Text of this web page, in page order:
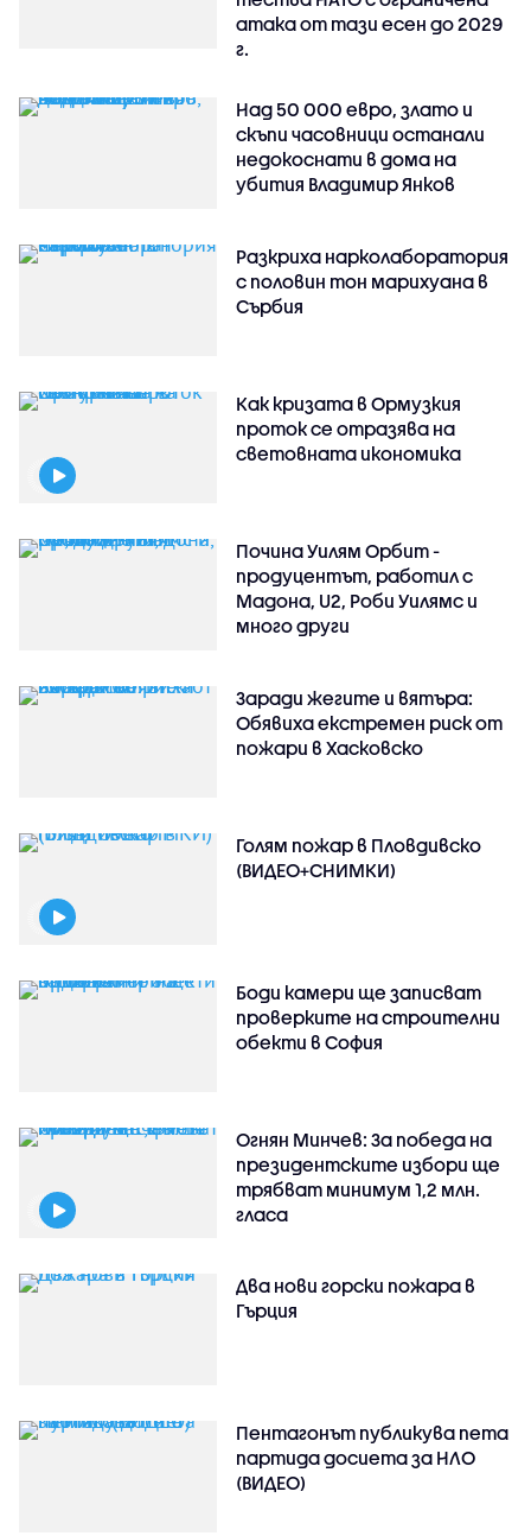
атака от тази есен до 2029
г.
Над 50 000 евро, злато и
скъпи часовници останали
недокоснати в дома на
убития Владимир Янков
Разкриха нарколаборатория
с половин тон марихуана в
Сърбия
Как кризата в Ормузкия
проток се отразява на
световната икономика
Почина Уилям Орбит -
продуцентът, работил с
Мадона, U2, Роби Уилямс и
много други
Заради жегите и вятъра:
Обявиха екстремен риск от
пожари в Хасковско
Голям пожар в Пловдивско
(ВИДЕО+СНИМКИ)
Боди камери ще записват
проверките на строителни
обекти в София
Огнян Минчев: За победа на
президентските избори ще
трябват минимум 1,2 млн.
гласа
Два нови горски пожара в
Гърция
Пентагонът публикува пета
партида досиета за НЛО
(ВИДЕО)